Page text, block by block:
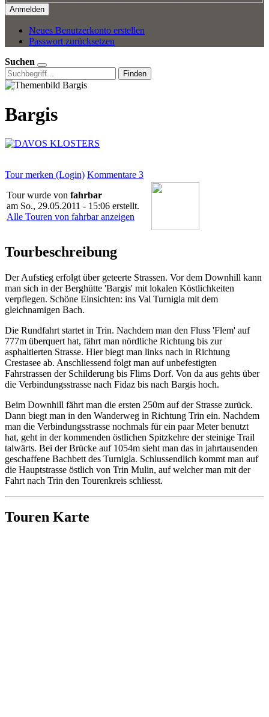
Neues Benutzerkonto erstellen
Passwort zurücksetzen
Suchen
Finden
Bargis
Tour merken (Login) Kommentare 3
Tour wurde von fahrbar
am So., 29.05.2011 - 15:06 erstellt.
Alle Touren von fahrbar anzeigen
Tourbeschreibung
Der Aufstieg erfolgt über geteerte Strassen. Vor dem Downhill kann
man sich in der Berghütte 'Bargis' mit lokalen Köstlichkeiten
verpflegen. Schöne Einsichten: ins Val Turnigla mit dem
gleichnamigen Bach.
Die Rundfahrt startet in Trin. Nachdem man den Fluss 'Flem' auf
777m überquert hat, fährt man nördliche Richtung bis zur
asphaltierten Strasse. Hier biegt man links nach in Richtung
Crestasee ab. Anschliessend folgt man auf unbefestigten
Fahrstrassen der Schilderung bis Flims Dorf. Von da aus gehts über
die Verbindungsstrasse nach Fidaz bis nach Bargis hoch.
Beim Downhill fährt man die ersten 250m auf der Strasse zurück.
Dann biegt man in den Wanderweg in Richtung Trin ein. Nachdem
man die Verbindungsstrasse nochmals für ein paar Meter benutzt
hat, geht in der kommenden östlichen Spitzkehre der steinige Trail
talwärts. Bei der Brücke auf 1054m sieht man das in jahrtausenden
geschaffene Bachbett des Turnigla. Schlussendlich kommt man auf
die Hauptstrasse östlich von Trin Mulin, auf welcher man mit der
Fahrt nach Trin den Tourenkreis schliesst.
Touren Karte